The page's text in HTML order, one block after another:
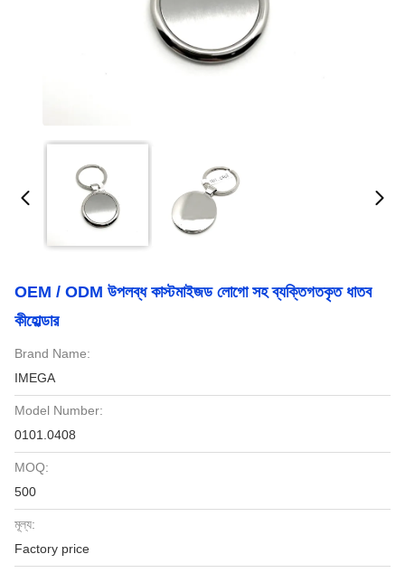
OEM / ODM উপলব্ধ কাস্টমাইজড লোগো সহ ব্যক্তিগতকৃত ধাতব
কীহোল্ডার
Brand Name:
IMEGA
Model Number:
0101.0408
MOQ:
500
মূল্য:
Factory price